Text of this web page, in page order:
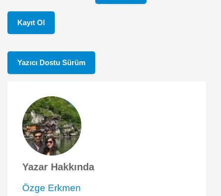
Kayıt Ol
Yazıcı Dostu Sürüm
Yazar Hakkında
Özge Erkmen